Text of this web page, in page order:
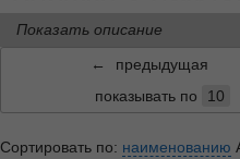
Показать описание
←
предыдущая
показывать по
10
Сортировать по: наименованию